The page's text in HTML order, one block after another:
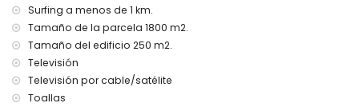
Servicio de aeropuerto
Cama/cuna para niños (bajo demanda)
Entretenimiento y actividades de ocio para sus vacaciones
en Denia, Costa Blanca
Bar y paseo (Paseo Marineta Casiana) (a menos de 1000
Surfing a menos de 1 km.
Tamaño de la parcela 1800 m2.
Tamaño del edificio 250 m2.
Televisión
Televisión por cable/satélite
Toallas